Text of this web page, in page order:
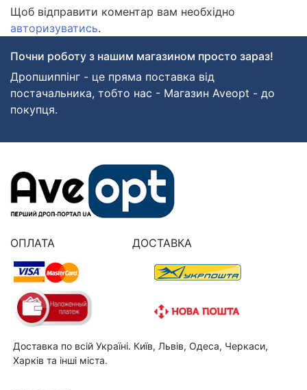
Щоб відправити коментар вам необхідно
авторизуватись.
Почни роботу з нашим магазином просто зараз!
Дропшиппінг - це пряма поставка від
постачальника, тобто нас - Магазин Aveopt - до
покупця.
ОПЛАТА ДОСТАВКА
Доставка по всій Україні. Київ, Львів, Одеса, Черкаси,
Харків та інші міста.